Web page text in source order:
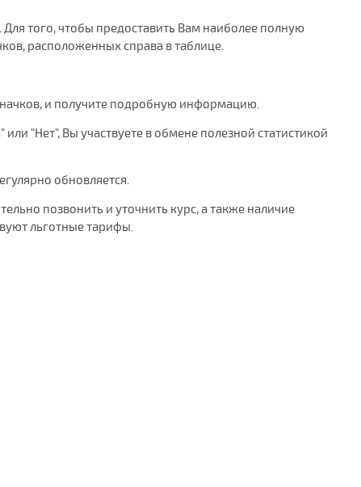
того, чтобы предоставить Вам наиболее полную
расположенных справа в таблице.
и получите подробную информацию.
"Нет", Вы участвуете в обмене полезной статистикой
обновляется.
позвонить и уточнить курс, а также наличие
льготные тарифы.